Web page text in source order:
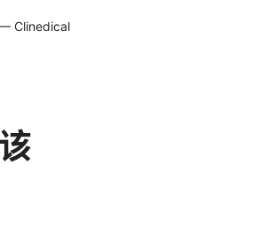
Clinedical